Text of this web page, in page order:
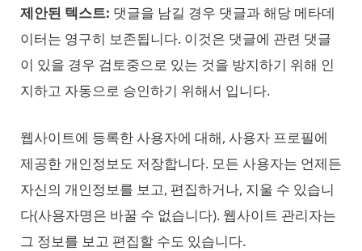
제안된 텍스트: 댓글을 남길 경우 댓글과 해당 메타데
이터는 영구히 보존됩니다. 이것은 댓글에 관련 댓글
이 있을 경우 검토중으로 있는 것을 방지하기 위해 인
지하고 자동으로 승인하기 위해서 입니다.
웹사이트에 등록한 사용자에 대해, 사용자 프로필에
제공한 개인정보도 저장합니다. 모든 사용자는 언제든
자신의 개인정보를 보고, 편집하거나, 지울 수 있습니
다(사용자명은 바꿀 수 없습니다). 웹사이트 관리자는
그 정보를 보고 편집할 수도 있습니다.